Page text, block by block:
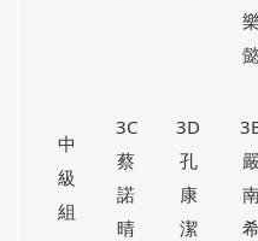
中
級
組
3C
蔡
諾
晴
3D
孔
康
潔